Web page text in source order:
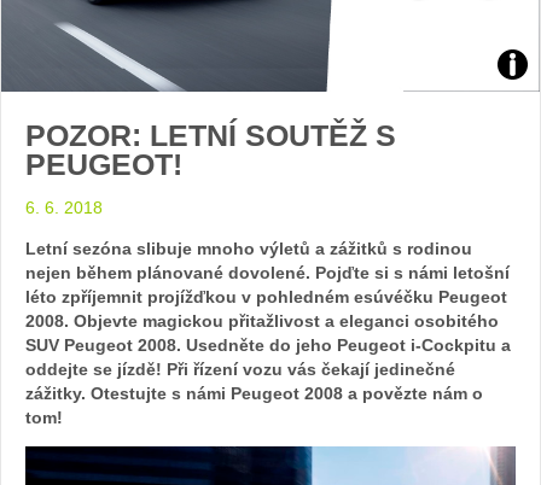
POZOR: LETNÍ SOUTĚŽ S
PEUGEOT!
6. 6. 2018
Letní sezóna slibuje mnoho výletů a zážitků s rodinou
nejen během plánované dovolené. Pojďte si s námi letošní
léto zpříjemnit projížďkou v pohledném esúvéčku Peugeot
2008. Objevte magickou přitažlivost a eleganci osobitého
SUV Peugeot 2008. Usedněte do jeho Peugeot i-Cockpitu a
oddejte se jízdě! Při řízení vozu vás čekají jedinečné
zážitky. Otestujte s námi Peugeot 2008 a povězte nám o
tom!